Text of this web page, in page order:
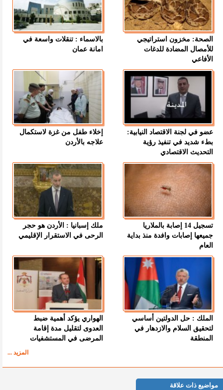
الصحة: مخزون استراتيجي
للأمصال المضادة للدغات
الأفاعي
بالاسماء : تنقلات واسعة في
امانة عمان
عضو في لجنة الاقتصاد النيابية:
بطء شديد في تنفيذ رؤية
التحديث الاقتصادي
إخلاء طفل من غزة لاستكمال
علاجه بالأردن
تسجيل 14 إصابة بالملاريا
جميعها إصابات وافدة منذ بداية
العام
ملك إسبانيا : الأردن هو حجر
الرحى في الاستقرار الإقليمي
الملك : حل الدولتين أساسي
لتحقيق السلام والازدهار في
المنطقة
الهواري يؤكد أهمية ضبط
العدوى لتقليل مدة إقامة
المرضى في المستشفيات
المزيد ...
مواضيع ذات علاقة